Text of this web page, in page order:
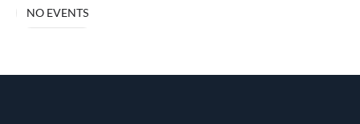
NO EVENTS